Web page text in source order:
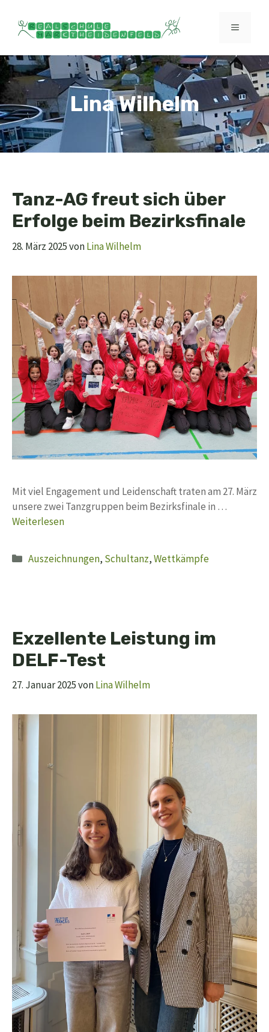
Inhalt
springen
MENÜ
Lina Wilhelm
Tanz-AG freut sich über
Erfolge beim Bezirksfinale
28. März 2025vonLina Wilhelm
Mit viel Engagement und Leidenschaft traten am 27. März
unsere zwei Tanzgruppen beim Bezirksfinale in …
Weiterlesen
Kategorien
Auszeichnungen, Schultanz,Wettkämpfe
Exzellente Leistung im
DELF-Test
27. Januar 2025vonLina Wilhelm